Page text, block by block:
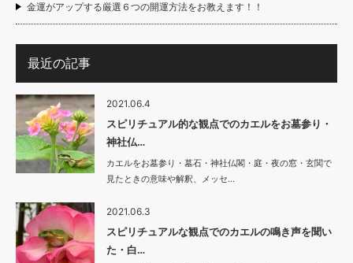
金運がアップする厳選６つの開運方法をお教えます！！
最近の記事
2021.06.4
スピリチュアル的な観点でのカエルをお墓参り・
神社仏…
カエルをお墓参り・墓石・神社仏閣・庭・夜の窓・玄関で
見たときの意味や解釈、メッセ…
2021.06.3
スピリチュアルな観点でのカエルの鳴き声を聞い
た・白…